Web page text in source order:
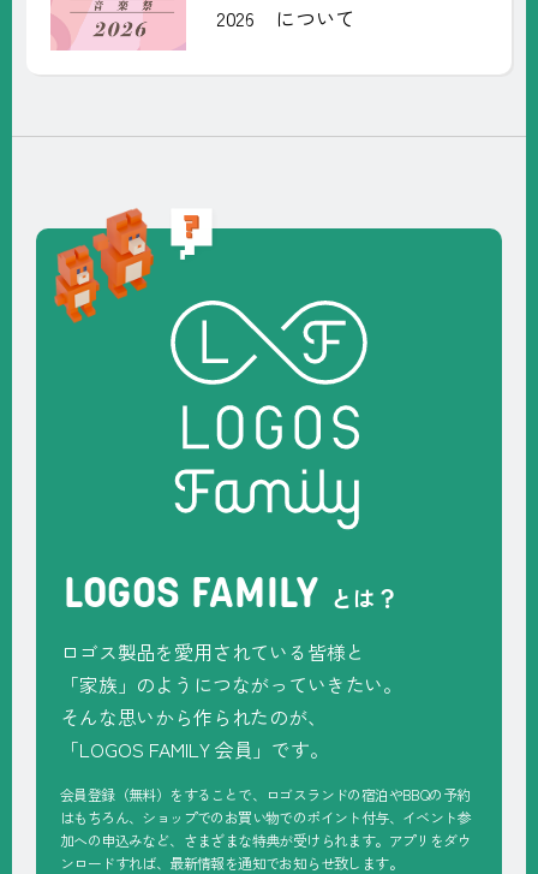
2026 について
LOGOS FAMILY とは？
ロゴス製品を愛用されている皆様と
「家族」のようにつながっていきたい。
そんな思いから作られたのが、
「LOGOS FAMILY会員」です。
会員登録（無料）をすることで、ロゴスランドの宿泊やBBQの予約
はもちろん、ショップでのお買い物でのポイント付与、イベント参
加への申込みなど、さまざまな特典が受けられます。アプリをダウ
ンロードすれば、最新情報を通知でお知らせ致します。